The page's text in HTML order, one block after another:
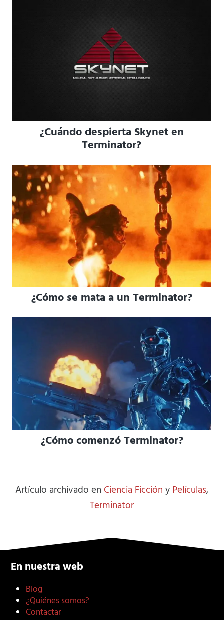
¿Cuándo despierta Skynet en
Terminator?
¿Cómo se mata a un Terminator?
¿Cómo comenzó Terminator?
Artículo archivado en Ciencia Ficción y Películas,
Terminator
En nuestra web
Blog
¿Quiénes somos?
Contactar